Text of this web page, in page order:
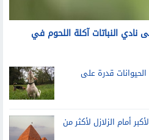
النباتات آكلة اللحوم في
قدرة على
أمام الزلازل لأكثر من